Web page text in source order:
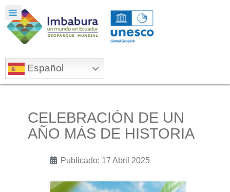
Español
CELEBRACIÓN DE UN
AÑO MÁS DE HISTORIA
Publicado: 17 Abril 2025